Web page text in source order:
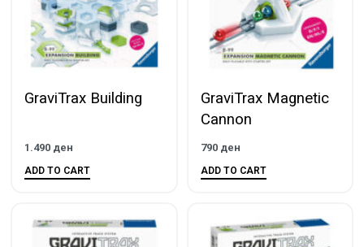
GraviTrax Building
1.490 ден
ADD TO CART
GraviTrax Magnetic
Cannon
790 ден
ADD TO CART